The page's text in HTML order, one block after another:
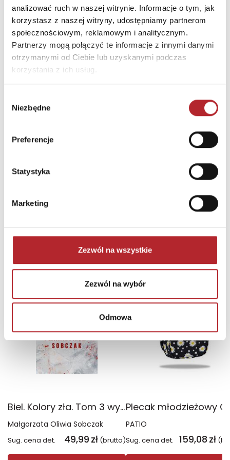
analizować ruch w naszej witrynie. Informacje o tym, jak
korzystasz z naszej witryny, udostępniamy partnerom
społecznościowym, reklamowym i analitycznym.
Partnerzy mogą połączyć te informacje z innymi danymi
otrzymanymi od Ciebie lub uzyskanymi podczas
korzystania z ich usług.
zgody
Niezbędne
Preferencje
Statystyka
Marketing
Zezwól na wszystkie
Zezwól na wybór
Odmowa
Wyczerpany
Joanna Jax
TOP 100
Nowość
Katarzyna Michalak
Zaloguj się, aby kupić
NAJCZĘŚCIEJ KUPOWANE
Biel. Kolory zła. Tom 3 wyd. 2025
Małgorzata Oliwia Sobczak
Sug. cena det. 49,99 zł (brutto)
PATIO
Sug. cena det. 159,08 zł